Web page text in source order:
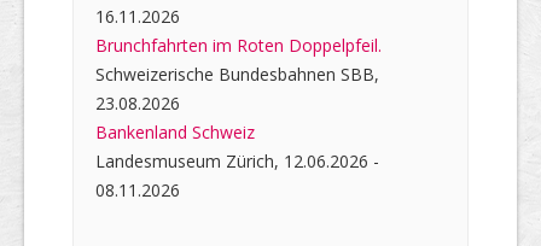
16.11.2026
Brunchfahrten im Roten Doppelpfeil.
Schweizerische Bundesbahnen SBB,
23.08.2026
Bankenland Schweiz
Landesmuseum Zürich, 12.06.2026 -
08.11.2026